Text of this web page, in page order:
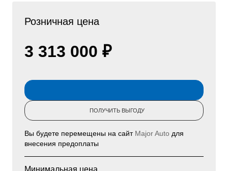
Розничная цена
3 313 000 ₽
ПОЛУЧИТЬ ВЫГОДУ
Вы будете перемещены на сайт Major Auto для
внесения предоплаты
Минимальная цена